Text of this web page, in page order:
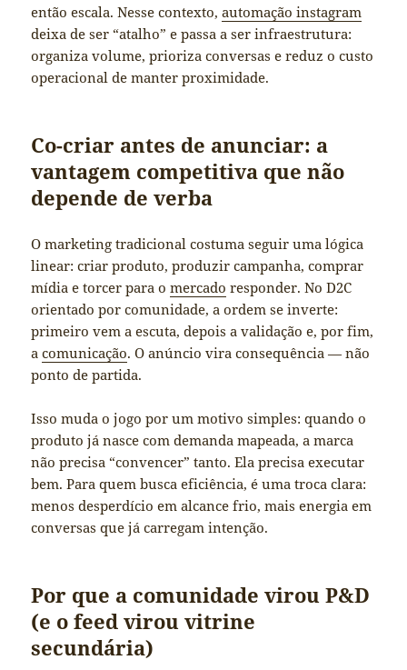
então escala. Nesse contexto,automação instagram
deixa de ser “atalho” e passa a ser infraestrutura:
organiza volume, prioriza conversas e reduz o custo
operacional de manter proximidade.
Co-criar antes de anunciar: a
vantagem competitiva que não
depende de verba
O marketing tradicional costuma seguir uma lógica
linear: criar produto, produzir campanha, comprar
mídia e torcer para omercado responder. No D2C
orientado por comunidade, a ordem se inverte:
primeiro vem a escuta, depois a validação e, por fim,
acomunicação. O anúncio vira consequência — não
ponto de partida.
Isso muda o jogo por um motivo simples: quando o
produto já nasce com demanda mapeada, a marca
não precisa “convencer” tanto. Ela precisa executar
bem. Para quem busca eficiência, é uma troca clara:
menos desperdício em alcance frio, mais energia em
conversas que já carregam intenção.
Por que a comunidade virou P&D
(e o feed virou vitrine
secundária)